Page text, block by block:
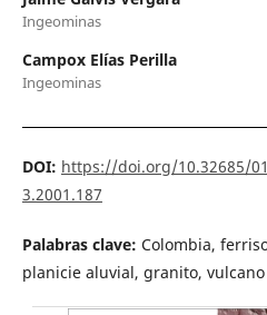
Ingeominas
Campox Elías Perilla
Ingeominas
DOI: https://doi.org/10.32685/
3.2001.187
Palabras clave: Colombia,
planicie aluvial, granito,